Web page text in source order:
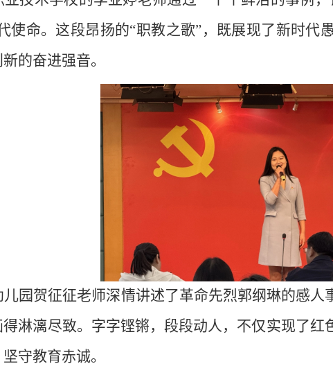
使命。这段昂扬的“职教之歌”，既展现了新时代
的奋进强音。
儿园贺征征老师深情讲述了革命先烈郭纲琳的感
淋漓尽致。字字铿锵，段段动人，不仅实现了
守教育赤诚。